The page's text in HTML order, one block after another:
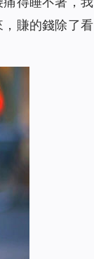
00:00
00:00
賺的錢除了看